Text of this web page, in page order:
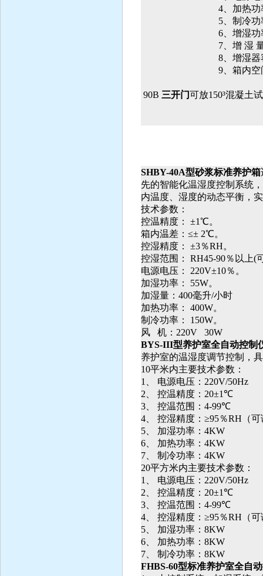
4 、加热
5 、制冷
6 、增湿
7 、增 湿
8 、增湿
9 、箱内
90B 三开门可放150³混凝土
SHBY-40A型砂浆标准养护箱
先的智能化温湿度控制系统
内温度、湿度的动态平衡，
技术参数：
控温精度： ±1℃。
箱内温差：≤± 2℃。
控湿精度： ±3％RH。
控湿范围： RH45-90％以上(
电源电压： 220V±10％。
加湿功率： 55W。
加湿量：400毫升/小时
加热功率： 400W。
制冷功率： 150W。
风 机：220V 30W
BYS-III型养护室全自动控制
养护室的温湿度调节控制，
10平米内主要技术参数：
1
电源电压： 220V/50Hz
2
控温精度： 20±1 ℃
3
控温范围： 4-99℃
4
控湿精度：≥95％RH （
5
加湿功率： 4KW
6
加热功率： 4KW
7
制冷功率： 4KW
20平方米内主要技术参数：
1
电源电压： 220V/50Hz
2
控温精度： 20±1 ℃
3
控温范围： 4-99℃
4
控湿精度：≥95％RH （
5
加湿功率： 8KW
6
加热功率： 8KW
7
制冷功率： 8KW
FHBS-60型标准养护室全自